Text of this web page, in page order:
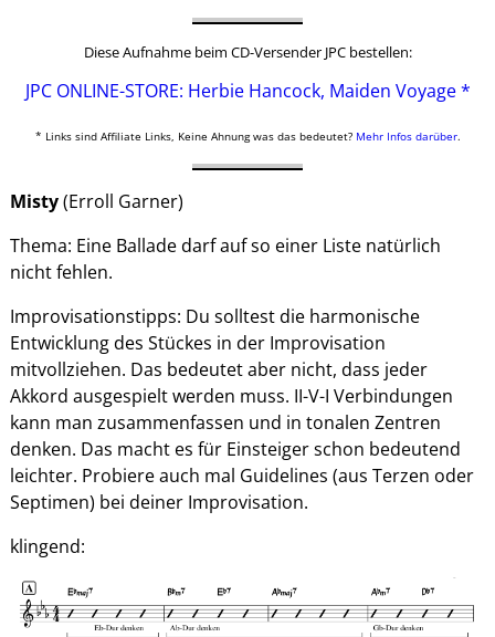
Diese Aufnahme beim CD-Versender JPC bestellen:
JPC ONLINE-STORE: Herbie Hancock, Maiden Voyage *
* Links sind Affiliate Links, Keine Ahnung was das bedeutet? Mehr Infos darüber.
Misty(Erroll Garner)
Thema: Eine Ballade darf auf so einer Liste natürlich
nicht fehlen.
Improvisationstipps: Du solltest die harmonische
Entwicklung des Stückes in der Improvisation
mitvollziehen. Das bedeutet aber nicht, dass jeder
Akkord ausgespielt werden muss. II-V-I Verbindungen
kann man zusammenfassen und in tonalen Zentren
denken. Das macht es für Einsteiger schon bedeutend
leichter. Probiere auch mal Guidelines (aus Terzen oder
Septimen) bei deiner Improvisation.
klingend: